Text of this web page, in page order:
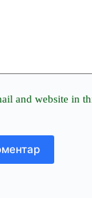
and website in